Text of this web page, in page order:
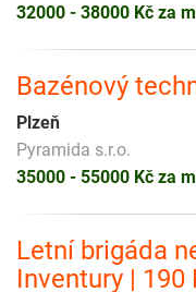
32000 - 38000 Kč za
Bazénový
Plzeň
Pyramida s.r.o.
35000 - 55000 Kč za
Letní brigáda
Inventury | 190